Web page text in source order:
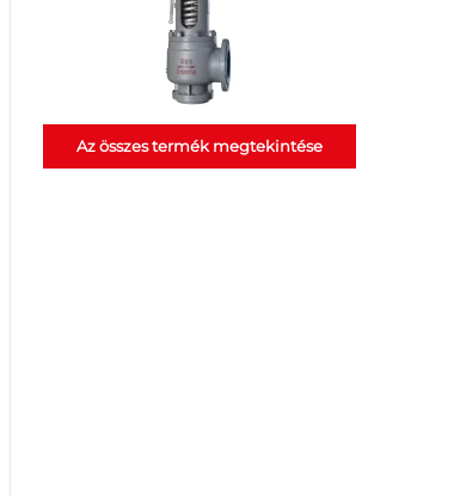
Az összes termék megtekintése